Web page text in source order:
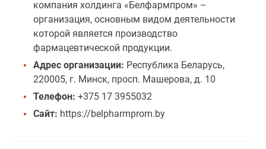
компания холдинга «Белфармпром» –
организация, основным видом деятельности
которой является производство
фармацевтической продукции.
Адрес организации: Республика Беларусь,
220005, г. Минск, просп. Машерова, д. 10
Телефон: +375 17 3955032
Сайт: https://belpharmprom.by